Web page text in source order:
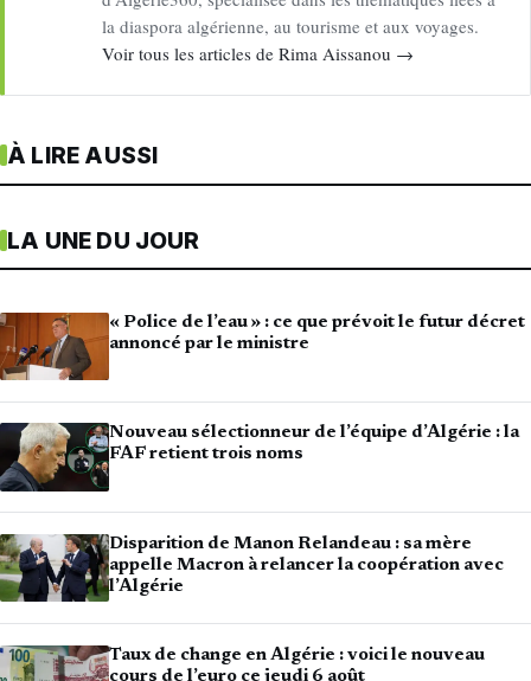
la diaspora algérienne, au tourisme et aux voyages.
Voir tous les articles de Rima Aissanou →
À LIRE AUSSI
LA UNE DU JOUR
« Police de l’eau » : ce que prévoit le futur décret
annoncé par le ministre
Nouveau sélectionneur de l’équipe d’Algérie : la
FAF retient trois noms
Disparition de Manon Relandeau : sa mère
appelle Macron à relancer la coopération avec
l’Algérie
Taux de change en Algérie : voici le nouveau
cours de l’euro ce jeudi 6 août